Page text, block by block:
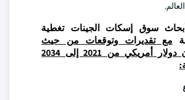
سوق إسكات الجينات تغطية
مع تقديرات وتوقعات من حيث
الإيرادات بمليون دولار أمريكي من 2021 إلى 2034